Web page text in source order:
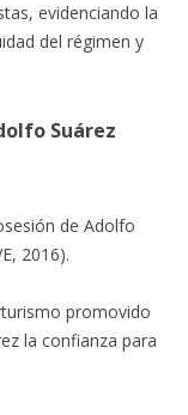
evidenciando la
del régimen y
Suárez
de Adolfo
2016).
promovido
la confianza para